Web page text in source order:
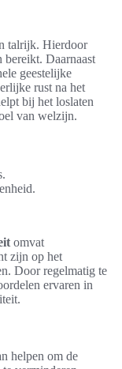
talrijk. Hierdoor
bereikt. Daarnaast
geestelijke
rust na het
bij het loslaten
van welzijn.
omvat
zijn op het
Door regelmatig te
ervaren in
helpen om de